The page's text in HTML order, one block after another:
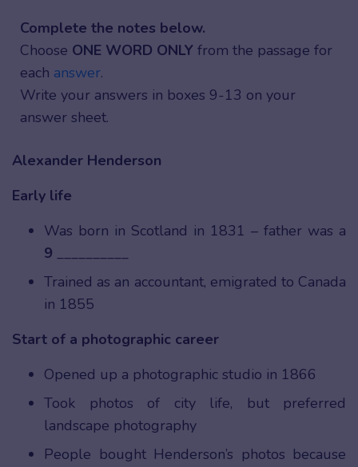
Complete the notes below.
Choose ONE WORD ONLY from the passage for
each answer.
Write your answers in boxes 9-13 on your
answer sheet.
Alexander Henderson
Early life
Was born in Scotland in 1831 – father was a
9
Trained as an accountant, emigrated to Canada
in 1855
Start of a photographic career
Opened up a photographic studio in 1866
Took photos of city life, but preferred
landscape photography
People bought Henderson’s photos because